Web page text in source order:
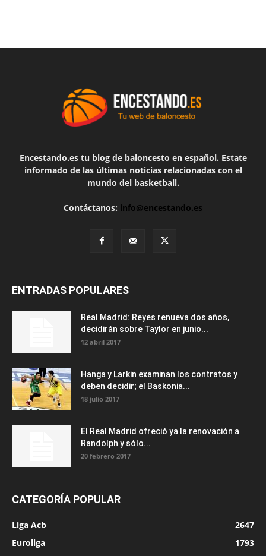
Encestando.es tu blog de baloncesto en español. Estate
informado de las últimas noticias relacionadas con el
mundo del basketball.
Contáctanos: info@encestando.es
ENTRADAS POPULARES
Real Madrid: Reyes renueva dos años,
decidirán sobre Taylor en junio...
12 abril 2017
Hanga y Larkin examinan los contratos y
deben decidir; el Baskonia...
18 julio 2017
El Real Madrid ofreció ya la renovación a
Randolph y sólo...
20 febrero 2017
CATEGORÍA POPULAR
Liga Acb
2647
Euroliga
1793